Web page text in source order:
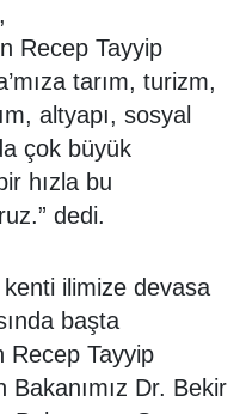
Recep Tayyip
tarım, turizm,
altyapı, sosyal
çok büyük
hızla bu
dedi.
ilimize devasa
başta
Recep Tayyip
Bakanımız Dr. Bekir